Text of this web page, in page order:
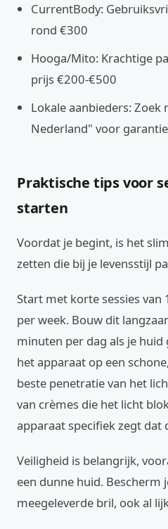
CurrentBody:
rond €300
Hooga/Mito: Krachtige
prijs €200-€500
Lokale aanbieders:
Nederland" voor garantie
Praktische tips voor
starten
Voordat je begint, is het
zetten die bij je levensstijl
Start met korte sessies
per week. Bouw dit
minuten per dag als je
het apparaat op een
beste penetratie van het
van crèmes die het licht
apparaat specifiek zegt dat
Veiligheid is belangrijk,
een dunne huid. Bescherm
meegeleverde bril, ook al